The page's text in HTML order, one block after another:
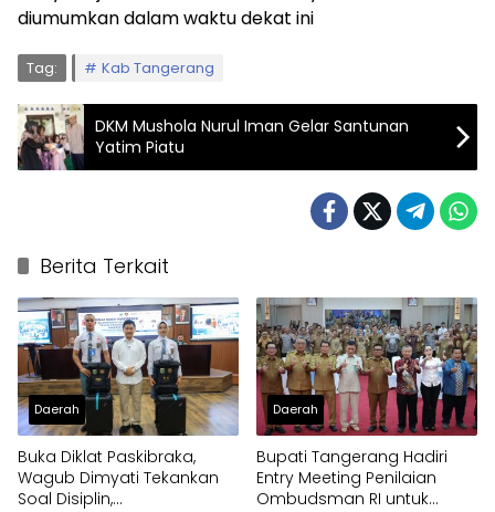
diumumkan dalam waktu dekat ini
Tag: Kab Tangerang
DKM Mushola Nurul Iman Gelar Santunan
Yatim Piatu
Berita Terkait
Daerah
Buka Diklat Paskibraka,
Wagub Dimyati Tekankan
Soal Disiplin,
Daerah
Bupati Tangerang Hadiri
Entry Meeting Penilaian
Ombudsman RI untuk